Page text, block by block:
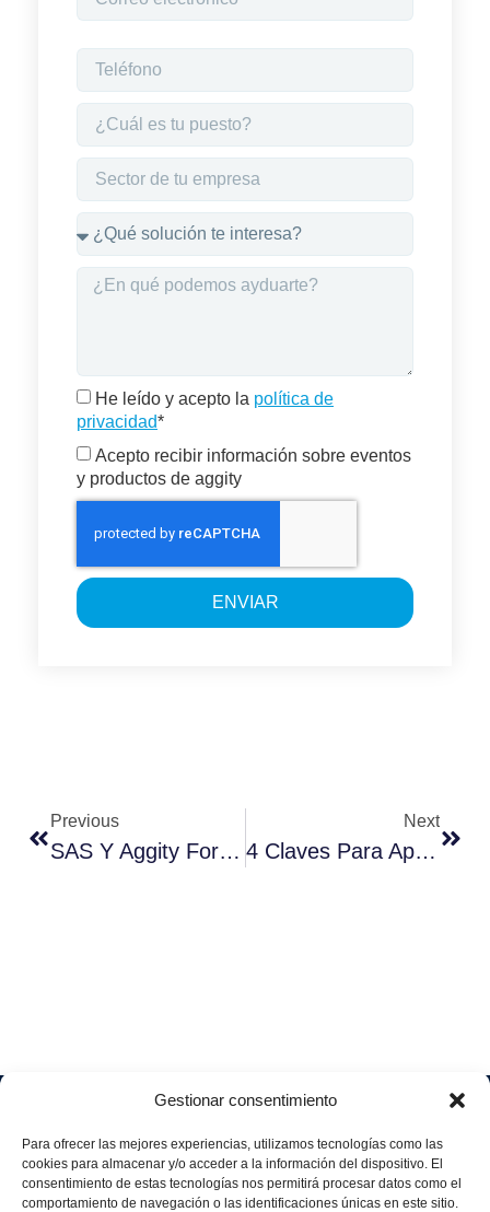
Gestionar consentimiento
Para ofrecer las mejores experiencias, utilizamos tecnologías como las
cookies para almacenar y/o acceder a la información del dispositivo. El
consentimiento de estas tecnologías nos permitirá procesar datos como el
comportamiento de navegación o las identificaciones únicas en este sitio.
He leído y acepto la política de
privacidad*
Acepto recibir información sobre eventos
y productos de aggity
ENVIAR
Previous
SAS Y Aggity Forman Una Alianza Para Impulsar La Industria 4.0
Next
4 Claves Para Aplicar Analytics A La Transformación Digital
Soluciones
Data
Industria
Industrial
Retail
Health &
Quiénes
Únete
a
aggity
legal
Política
de